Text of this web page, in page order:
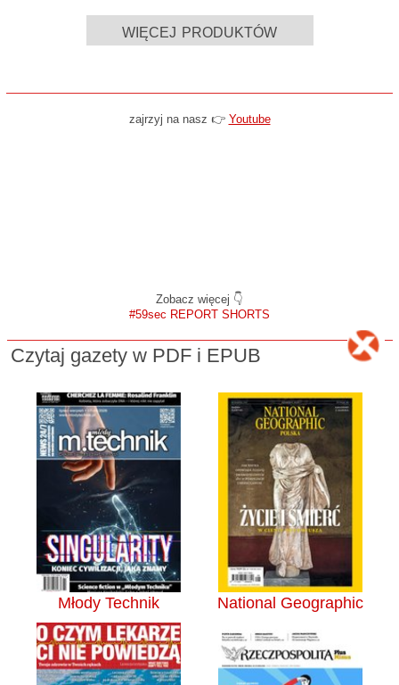
więcej produktów
zajrzyj na nasz 👉 Youtube
Zobacz więcej 👇
#59sec REPORT SHORTS
Czytaj gazety w PDF i EPUB
Młody Technik National Geographic